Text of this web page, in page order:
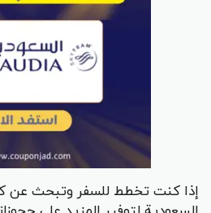
إذا كنت تخطط للسفر وتبحث عن